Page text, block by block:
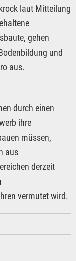
laut Mitteilung
gehen
und
aus.
durch einen
ihre
müssen,
aus
derzeit
vermutet wird.